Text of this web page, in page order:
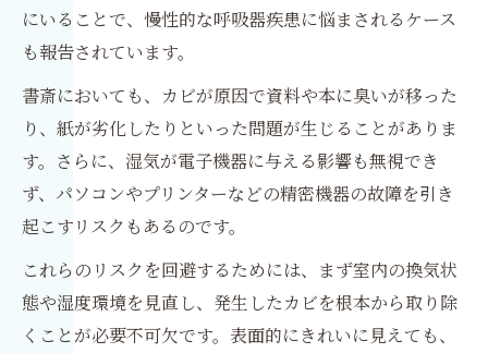
にいることで、慢性的な呼吸器疾患に悩まされるケース
も報告されています。
書斎においても、カビが原因で資料や本に臭いが移った
り、紙が劣化したりといった問題が生じることがありま
す。さらに、湿気が電子機器に与える影響も無視でき
ず、パソコンやプリンターなどの精密機器の故障を引き
起こすリスクもあるのです。
これらのリスクを回避するためには、まず室内の換気状
態や湿度環境を見直し、発生したカビを根本から取り除
くことが必要不可欠です。表面的にきれいに見えても、